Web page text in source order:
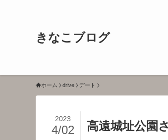
きなこブログ
ホーム drive デート
高遠城址公園
2023
4/02